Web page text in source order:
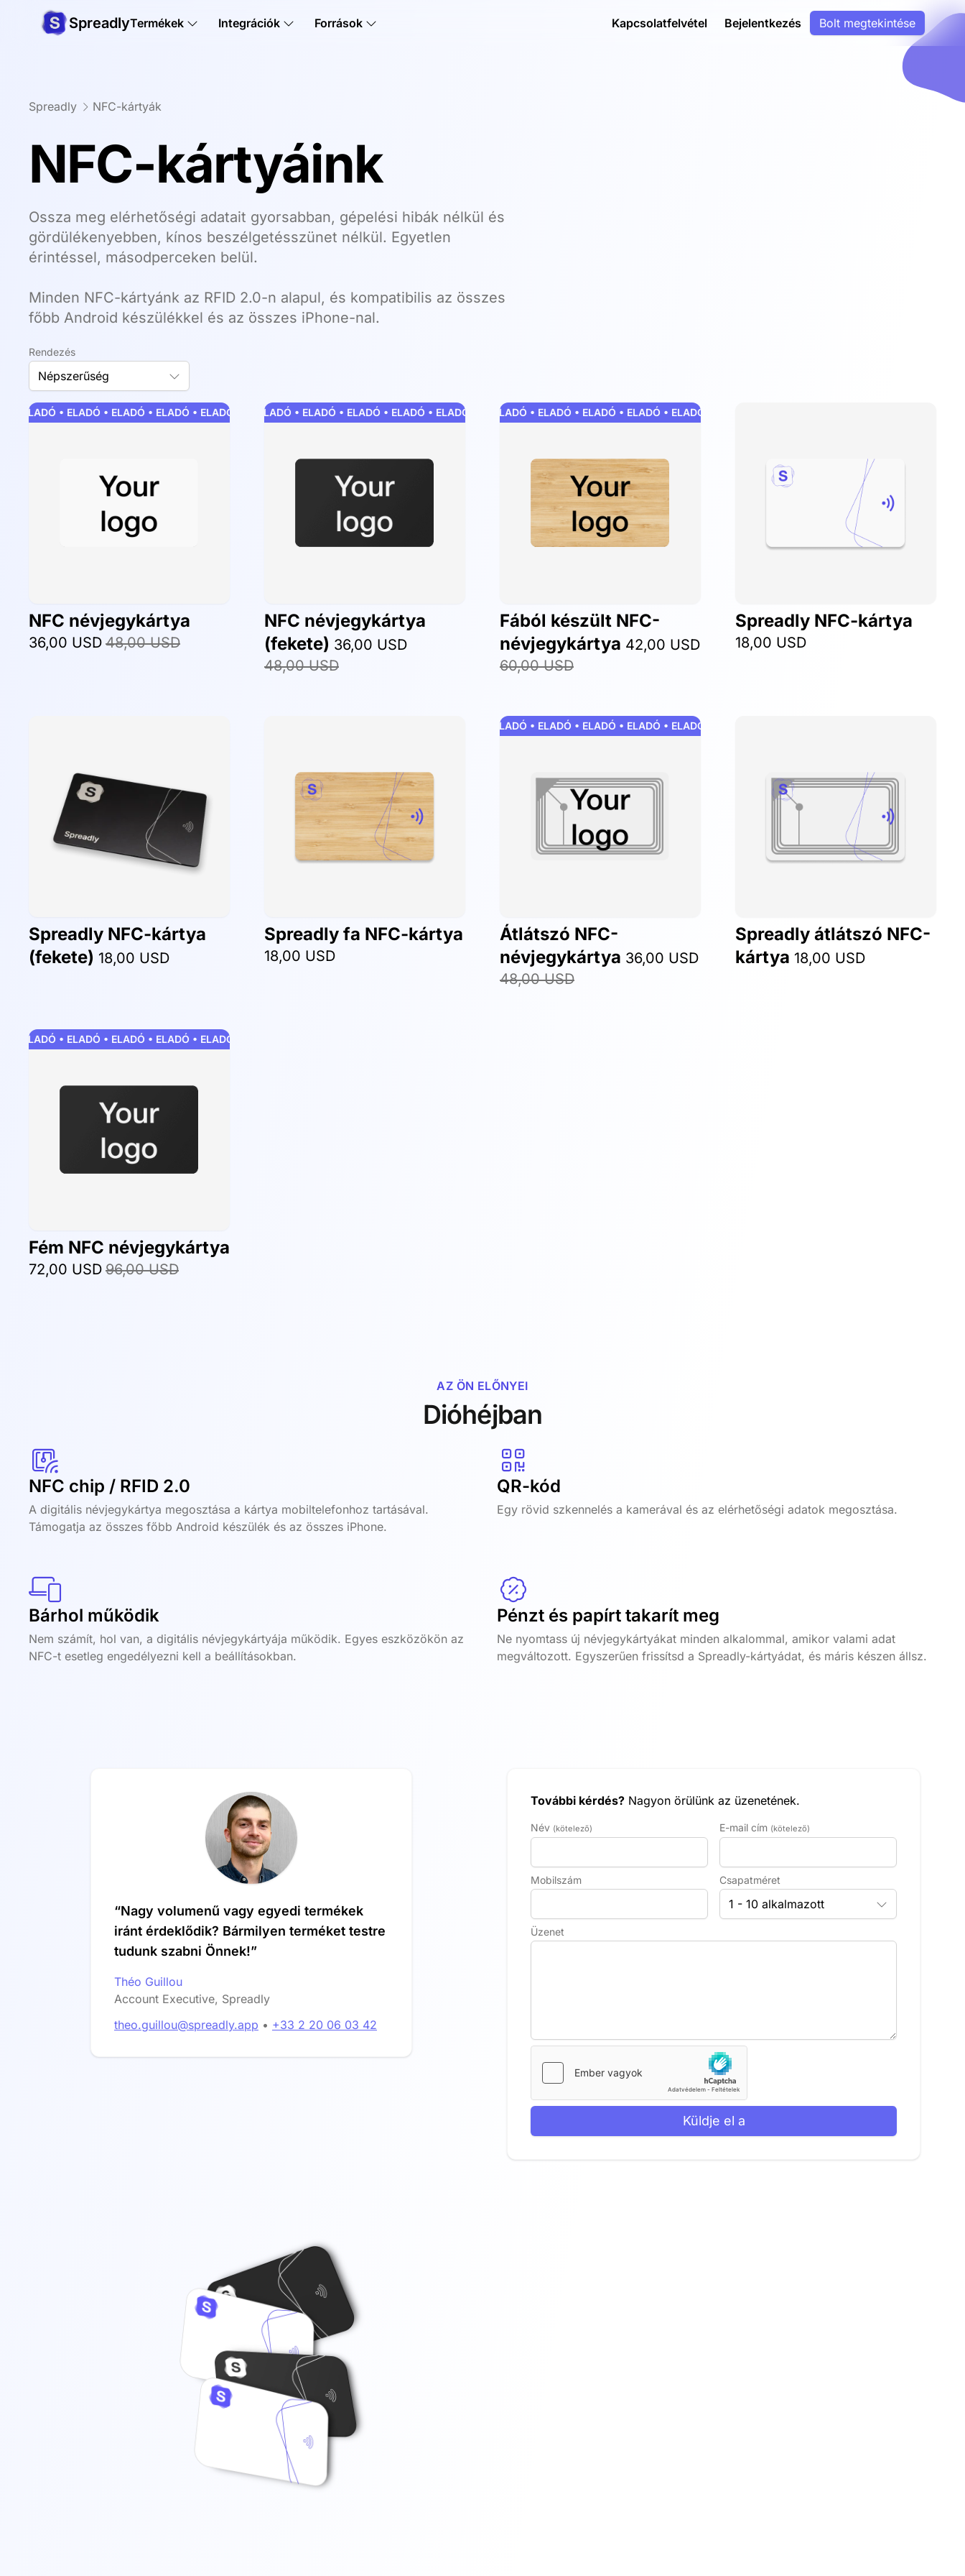
SpreadlyTermékek Integrációk Források Kapcsolatfelvétel Bejelentkezés Bolt megtekintése
Spreadly NFC-kártyák
NFC-kártyáink
Ossza meg elérhetőségi adatait gyorsabban, gépelési hibák nélkül és
gördülékenyebben, kínos beszélgetésszünet nélkül. Egyetlen
érintéssel, másodperceken belül.
Minden NFC-kártyánk az RFID 2.0-n alapul, és kompatibilis az összes
főbb Android készülékkel és az összes iPhone-nal.
Rendezés
Népszerűség
• ELADÓ • ELADÓ • ELADÓ • ELADÓ • ELADÓ • ELADÓ • ELADÓ • ELADÓ • ELADÓ
NFC névjegykártya
36,00 USD 48,00 USD
ELADÓ • ELADÓ • ELADÓ • ELADÓ • ELADÓ • ELADÓ • ELADÓ • ELADÓ • ELADÓ • ELADÓ
NFC névjegykártya
(fekete) 36,00 USD
48,00 USD
ELADÓ • ELADÓ • ELADÓ • ELADÓ • ELADÓ • ELADÓ • ELADÓ • ELADÓ • ELADÓ • ELADÓ
Fából készült NFC-
névjegykártya 42,00 USD
60,00 USD
Spreadly NFC-kártya
18,00 USD
Spreadly NFC-kártya
(fekete) 18,00 USD
Spreadly fa NFC-kártya
18,00 USD
ELADÓ • ELADÓ • ELADÓ • ELADÓ • ELADÓ • ELADÓ • ELADÓ • ELADÓ • ELADÓ • ELADÓ
Átlátszó NFC-
névjegykártya 36,00 USD
48,00 USD
Spreadly átlátszó NFC-
kártya 18,00 USD
• ELADÓ • ELADÓ • ELADÓ • ELADÓ • ELADÓ • ELADÓ • ELADÓ • ELADÓ • ELADÓ
Fém NFC névjegykártya
72,00 USD 96,00 USD
AZ ÖN ELŐNYEI
Dióhéjban
NFC chip / RFID 2.0
A digitális névjegykártya megosztása a kártya mobiltelefonhoz tartásával.
Támogatja az összes főbb Android készülék és az összes iPhone.
QR-kód
Egy rövid szkennelés a kamerával és az elérhetőségi adatok megosztása.
Bárhol működik
Nem számít, hol van, a digitális névjegykártyája működik. Egyes eszközökön az
NFC-t esetleg engedélyezni kell a beállításokban.
Pénzt és papírt takarít meg
Ne nyomtass új névjegykártyákat minden alkalommal, amikor valami adat
megváltozott. Egyszerűen frissítsd a Spreadly-kártyádat, és máris készen állsz.
“Nagy volumenű vagy egyedi termékek
iránt érdeklődik? Bármilyen terméket testre
tudunk szabni Önnek!”
Théo Guillou
Account Executive, Spreadly
theo.guillou@spreadly.app • +33 2 20 06 03 42
További kérdés? Nagyon örülünk az üzenetének.
Név (kötelező) E-mail cím (kötelező)
Mobilszám Csapatméret
1 - 10 alkalmazott
Üzenet
Küldje el a